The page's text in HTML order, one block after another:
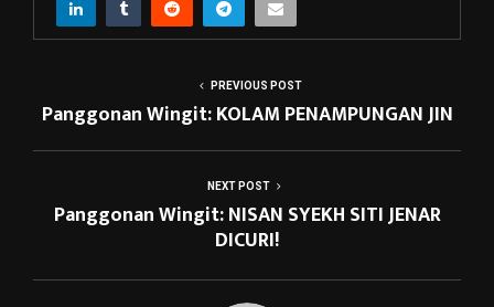
PREVIOUS POST
Panggonan Wingit: KOLAM PENAMPUNGAN JIN
NEXT POST
Panggonan Wingit: NISAN SYEKH SITI JENAR
DICURI!